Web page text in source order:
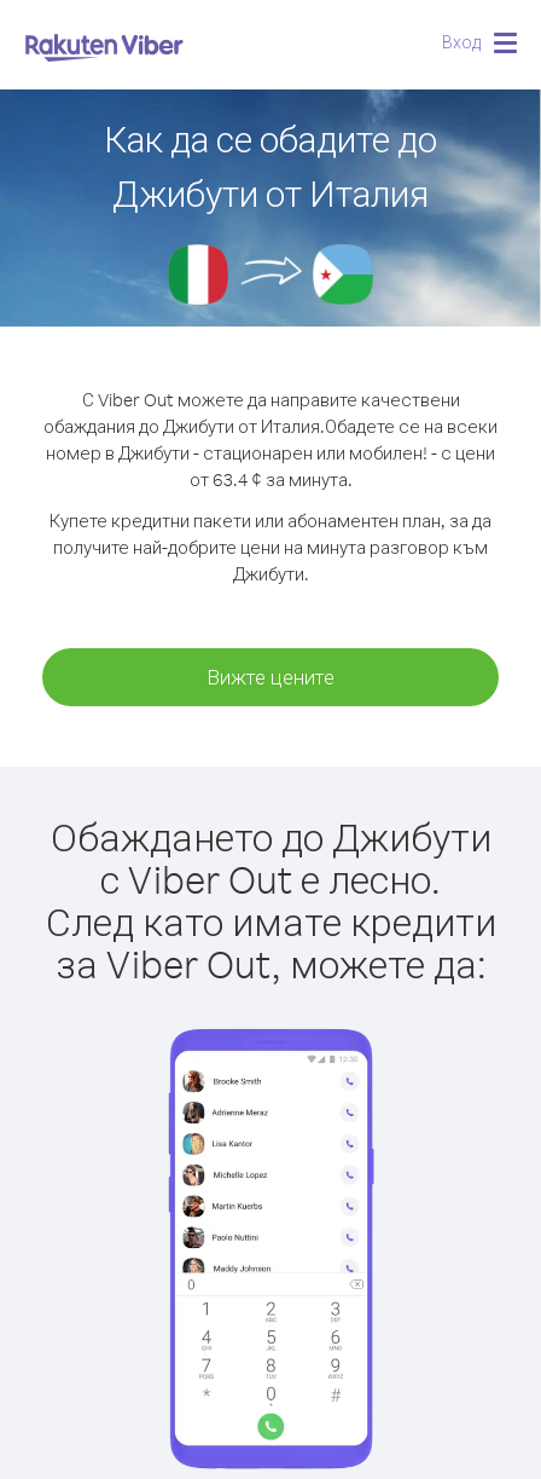
Вход
Как да се обадите до
Джибути от Италия
С Viber Out можете да направите качествени
обаждания до Джибути от Италия.Обадете се на всеки
номер в Джибути - стационарен или мобилен! - с цени
от 63.4 ¢ за минута.
Купете кредитни пакети или абонаментен план, за да
получите най-добрите цени на минута разговор към
Джибути.
Вижте цените
Обаждането до Джибути
с Viber Out е лесно.
След като имате кредити
за Viber Out, можете да: